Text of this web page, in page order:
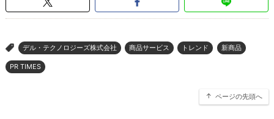
> デル・テクノロジーズ株式会社 商品サービス トレンド 新商品
PR TIMES
ページの先頭へ